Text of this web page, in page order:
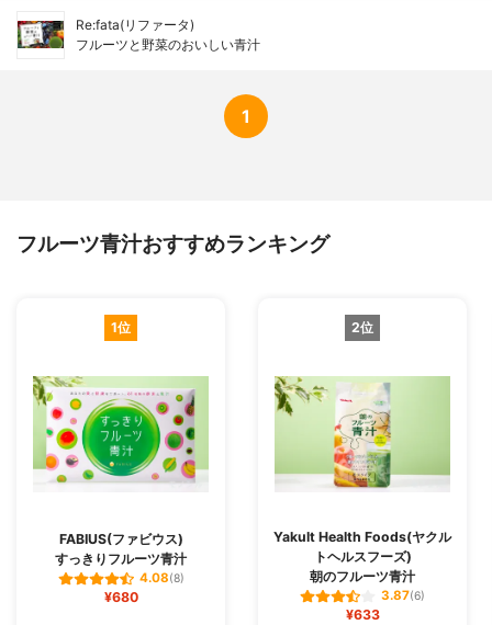
Re:fata(リファータ)
フルーツと野菜のおいしい青汁
1
フルーツ青汁おすすめランキング
1位
FABIUS(ファビウス)
すっきりフルーツ青汁
4.08(8)
¥680
2位
Yakult Health Foods(ヤクル
トヘルスフーズ)
朝のフルーツ青汁
3.87(6)
¥633